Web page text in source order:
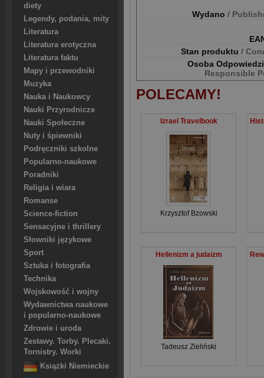
diety
Legendy, podania, mity
Literatura
Literatura erotyczna
Literatura faktu
Mapy i przewodniki
Muzyka
Nauka i Naukowcy
Nauki Przyrodnicze
Nauki Społeczne
Nuty i śpiewniki
Podręczniki szkolne
Popularno-naukowe
Poradniki
Religia i wiara
Romanse
Science-fiction
Sensacyjne i thrillery
Słowniki językowe
Sport
Sztuka i fotografia
Technika
Wojskowość i wojny
Wydawnictwa naukowe
i popularno-naukowe
Zdrowie i uroda
Zestawy. Torby. Plecaki.
Tornistry. Worki
Książki Niemieckie
Wydano /
Stan produktu /
Osoba
Responsible
POLECAMY!
Izrael Travelbook
Krzysztof Bzowski
Hellenizm a judaizm
Tadeusz Zieliński